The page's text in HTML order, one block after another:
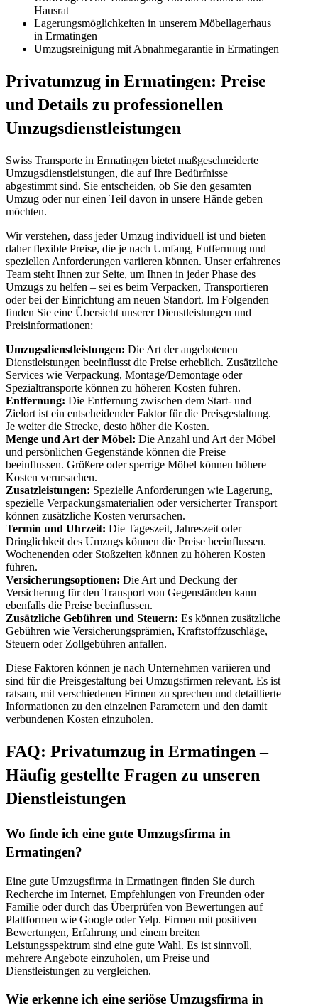
Hausrat
Lagerungsmöglichkeiten in unserem Möbellagerhaus
in Ermatingen
Umzugsreinigung mit Abnahmegarantie in Ermatingen
Privatumzug in Ermatingen: Preise
und Details zu professionellen
Umzugsdienstleistungen
Swiss Transporte in Ermatingen bietet maßgeschneiderte
Umzugsdienstleistungen, die auf Ihre Bedürfnisse
abgestimmt sind. Sie entscheiden, ob Sie den gesamten
Umzug oder nur einen Teil davon in unsere Hände geben
möchten.
Wir verstehen, dass jeder Umzug individuell ist und bieten
daher flexible Preise, die je nach Umfang, Entfernung und
speziellen Anforderungen variieren können. Unser erfahrenes
Team steht Ihnen zur Seite, um Ihnen in jeder Phase des
Umzugs zu helfen – sei es beim Verpacken, Transportieren
oder bei der Einrichtung am neuen Standort. Im Folgenden
finden Sie eine Übersicht unserer Dienstleistungen und
Preisinformationen:
Umzugsdienstleistungen: Die Art der angebotenen
Dienstleistungen beeinflusst die Preise erheblich. Zusätzliche
Services wie Verpackung, Montage/Demontage oder
Spezialtransporte können zu höheren Kosten führen.
Entfernung: Die Entfernung zwischen dem Start- und
Zielort ist ein entscheidender Faktor für die Preisgestaltung.
Je weiter die Strecke, desto höher die Kosten.
Menge und Art der Möbel: Die Anzahl und Art der Möbel
und persönlichen Gegenstände können die Preise
beeinflussen. Größere oder sperrige Möbel können höhere
Kosten verursachen.
Zusatzleistungen: Spezielle Anforderungen wie Lagerung,
spezielle Verpackungsmaterialien oder versicherter Transport
können zusätzliche Kosten verursachen.
Termin und Uhrzeit: Die Tageszeit, Jahreszeit oder
Dringlichkeit des Umzugs können die Preise beeinflussen.
Wochenenden oder Stoßzeiten können zu höheren Kosten
führen.
Versicherungsoptionen: Die Art und Deckung der
Versicherung für den Transport von Gegenständen kann
ebenfalls die Preise beeinflussen.
Zusätzliche Gebühren und Steuern: Es können zusätzliche
Gebühren wie Versicherungsprämien, Kraftstoffzuschläge,
Steuern oder Zollgebühren anfallen.
Diese Faktoren können je nach Unternehmen variieren und
sind für die Preisgestaltung bei Umzugsfirmen relevant. Es ist
ratsam, mit verschiedenen Firmen zu sprechen und detaillierte
Informationen zu den einzelnen Parametern und den damit
verbundenen Kosten einzuholen.
FAQ: Privatumzug in Ermatingen –
Häufig gestellte Fragen zu unseren
Dienstleistungen
Wo finde ich eine gute Umzugsfirma in
Ermatingen?
Eine gute Umzugsfirma in Ermatingen finden Sie durch
Recherche im Internet, Empfehlungen von Freunden oder
Familie oder durch das Überprüfen von Bewertungen auf
Plattformen wie Google oder Yelp. Firmen mit positiven
Bewertungen, Erfahrung und einem breiten
Leistungsspektrum sind eine gute Wahl. Es ist sinnvoll,
mehrere Angebote einzuholen, um Preise und
Dienstleistungen zu vergleichen.
Wie erkenne ich eine seriöse Umzugsfirma in